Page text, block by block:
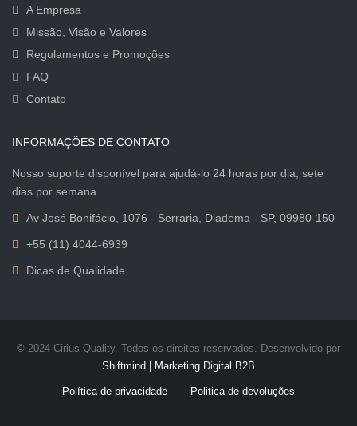
A Empresa
Missão, Visão e Valores
Regulamentos e Promoções
FAQ
Contato
INFORMAÇÕES DE CONTATO
Nosso suporte disponível para ajudá-lo 24 horas por dia, sete
dias por semana.
Av José Bonifácio, 1076 - Serraria, Diadema - SP, 09980-150
+55 (11) 4044-6939
Dicas de Qualidade
© 2024 Cirius Quality. Todos os direitos reservados. Desenvolvido por
Shiftmind | Marketing Digital B2B
Política de privacidade Politica de devoluções